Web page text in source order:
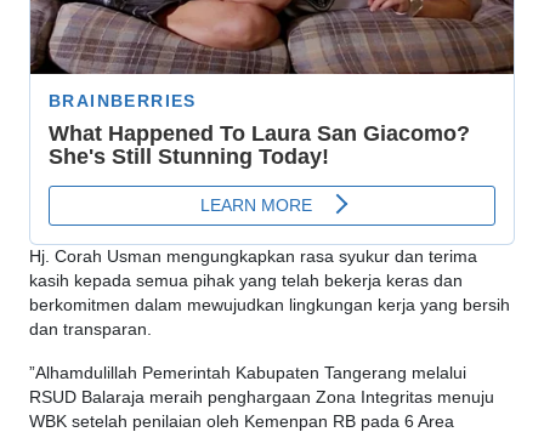
Hj. Corah Usman mengungkapkan rasa syukur dan terima
kasih kepada semua pihak yang telah bekerja keras dan
berkomitmen dalam mewujudkan lingkungan kerja yang bersih
dan transparan.
”Alhamdulillah Pemerintah Kabupaten Tangerang melalui
RSUD Balaraja meraih penghargaan Zona Integritas menuju
WBK setelah penilaian oleh Kemenpan RB pada 6 Area